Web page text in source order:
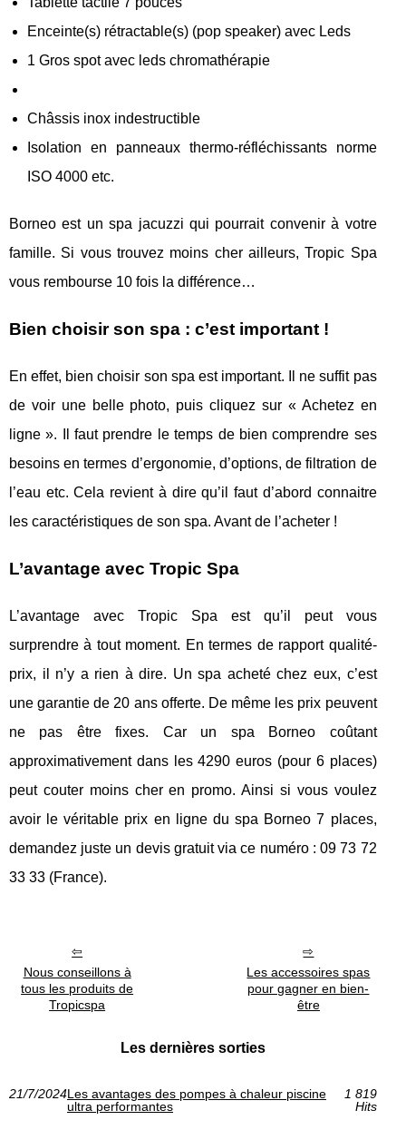
Enceinte(s) rétractable(s) (pop speaker) avec Leds
1 Gros spot avec leds chromathérapie
Châssis inox indestructible
Isolation en panneaux thermo-réfléchissants norme
ISO 4000 etc.
Borneo est un spa jacuzzi qui pourrait convenir à votre
famille. Si vous trouvez moins cher ailleurs, Tropic Spa
vous rembourse 10 fois la différence…
Bien choisir son spa : c’est important !
En effet, bien choisir son spa est important. Il ne suffit pas
de voir une belle photo, puis cliquez sur « Achetez en
ligne ». Il faut prendre le temps de bien comprendre ses
besoins en termes d’ergonomie, d’options, de filtration de
l’eau etc. Cela revient à dire qu’il faut d’abord connaitre
les caractéristiques de son spa. Avant de l’acheter !
L’avantage avec Tropic Spa
L’avantage avec Tropic Spa est qu’il peut vous
surprendre à tout moment. En termes de rapport qualité-
prix, il n’y a rien à dire. Un spa acheté chez eux, c’est
une garantie de 20 ans offerte. De même les prix peuvent
ne pas être fixes. Car un spa Borneo coûtant
approximativement dans les 4290 euros (pour 6 places)
peut couter moins cher en promo. Ainsi si vous voulez
avoir le véritable prix en ligne du spa Borneo 7 places,
demandez juste un devis gratuit via ce numéro : 09 73 72
33 33 (France).
Nous conseillons à
tous les produits de
Tropicspa
Les accessoires spas
pour gagner en bien-
être
Les dernières sorties
21/7/2024Les avantages des pompes à chaleur piscine
ultra performantes
1 819
Hits